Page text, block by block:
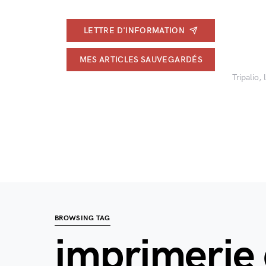
LETTRE D'INFORMATION
MES ARTICLES SAUVEGARDÉS
Tripalio,
BROWSING TAG